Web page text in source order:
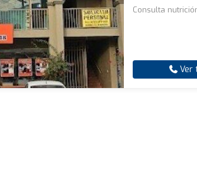
Consulta
Ver